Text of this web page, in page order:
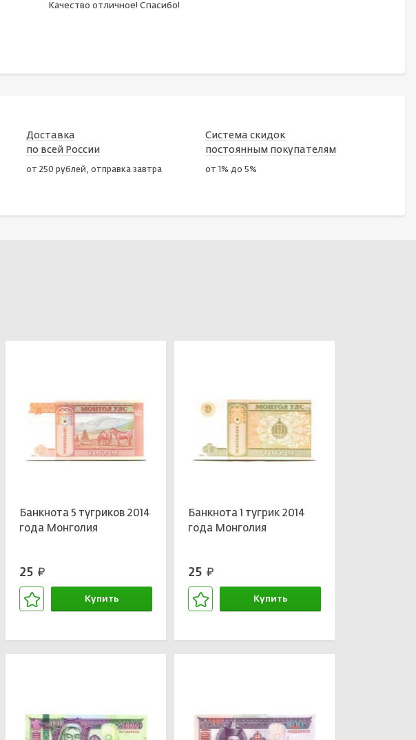
Качество отличное! Спасибо!
Доставка
по всей России
от 250 рублей, отправка завтра
Система скидок
постоянным покупателям
от 1% до 5%
Банкнота 5 тугриков 2014
года Монголия
25 руб.
Купить
Банкнота 1 тугрик 2014
года Монголия
25 руб.
Купить